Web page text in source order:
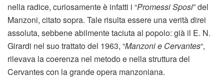
nella radice, curiosamente è infatti i “Promessi Sposi” del
Manzoni, citato sopra. Tale risulta essere una verità direi
assoluta, sebbene abilmente taciuta al popolo: già il E. N.
Girardi nel suo trattato del 1963, “Manzoni e Cervantes“,
rilevava la coerenza nel metodo e nella struttura del
Cervantes con la grande opera manzoniana.